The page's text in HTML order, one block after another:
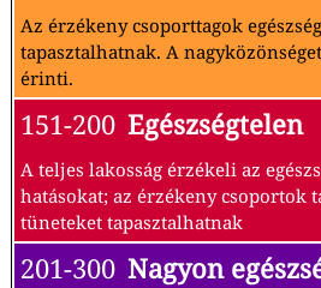
Az érzékeny csoporttagok
tapasztalhatnak. A
érinti.
151-200 Egészségtelen
A teljes lakosság érzékeli az
hatásokat; az érzékeny csoportok
tüneteket tapasztalhatnak
201-300 Nagyon